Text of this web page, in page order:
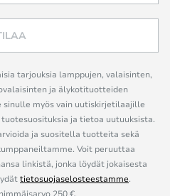
tarjouksia lamppujen, valaisinten,
ja älykotituotteiden
myös vain uutiskirjetilaajille
ja tietoa uutuuksista.
ja suositella tuotteita sekä
Voit peruuttaa
linkistä, jonka löydät jokaisesta
tietosuojaselosteestamme.
250 €.